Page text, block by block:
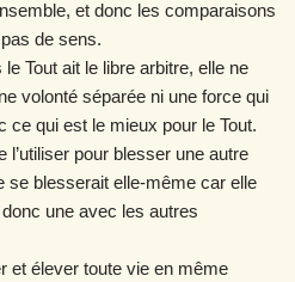
et donc les comparaisons
de sens.
Tout ait le libre arbitre, elle ne
volonté séparée ni une force qui
ce qui est le mieux pour le Tout.
l’utiliser pour blesser une autre
se blesserait elle-même car elle
donc une avec les autres
et élever toute vie en même